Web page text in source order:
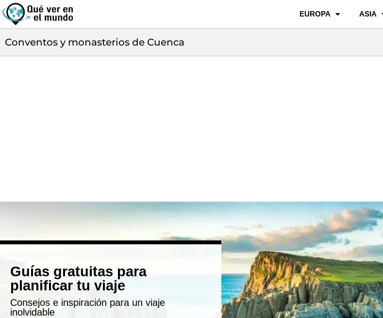
EUROPA ASIA
Conventos y monasterios de Cuenca
Guías gratuitas para
planificar tu viaje
Consejos e inspiración para un viaje
inolvidable